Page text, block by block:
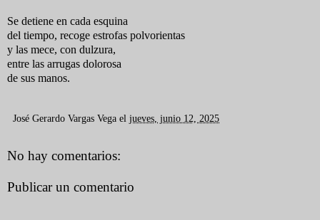
Se detiene en cada esquina
del tiempo, recoge estrofas polvorientas
y las mece, con dulzura,
entre las arrugas dolorosa
de sus manos.
José Gerardo Vargas Vega el jueves, junio 12, 2025
No hay comentarios:
Publicar un comentario